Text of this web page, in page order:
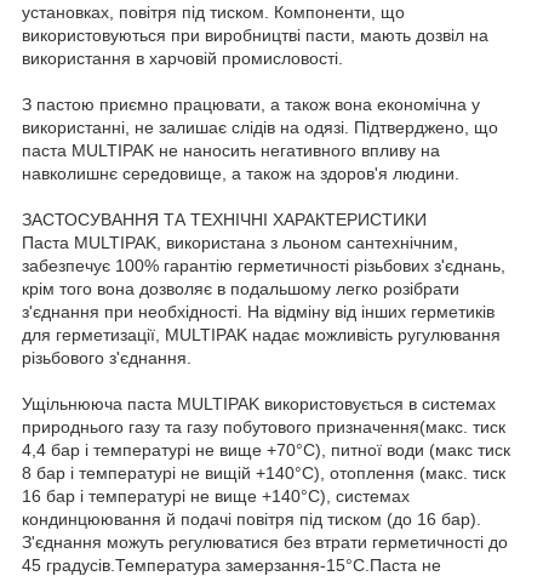
установках, повітря під тиском. Компоненти, що
використовуються при виробництві пасти, мають дозвіл на
використання в харчовій промисловості.
З пастою приємно працювати, а також вона економічна у
використанні, не залишає слідів на одязі. Підтверджено, що
паста MULTIPAK не наносить негативного впливу на
навколишнє середовище, а також на здоров'я людини.
ЗАСТОСУВАННЯ ТА ТЕХНІЧНІ ХАРАКТЕРИСТИКИ
Паста MULTIPAK, використана з льоном сантехнічним,
забезпечує 100% гарантію герметичності різьбових з'єднань,
крім того вона дозволяє в подальшому легко розібрати
з'єднання при необхідності. На відміну від інших герметиків
для герметизації, MULTIPAK надає можливість ругулювання
різьбового з'єднання.
Ущільнююча паста MULTIPAK використовується в системах
природнього газу та газу побутового призначення(макс. тиск
4,4 бар і температурі не вище +70°C), питної води (макс тиск
8 бар і температурі не вищій +140°C), отоплення (макс. тиск
16 бар і температурі не вище +140°C), системах
кондинцюювання й подачі повітря під тиском (до 16 бар).
З'єднання можуть регулюватися без втрати герметичності до
45 градусів.Температура замерзання-15°C.Паста не